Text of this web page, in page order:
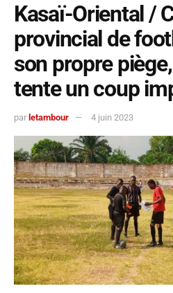
Kasaï-Oriental /
provincial de
son propre
tente un coup
par letambour 4 juin 2023